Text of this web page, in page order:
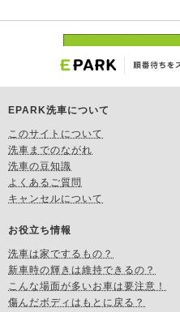
EPARK洗車について
このサイトについて
洗車までのながれ
洗車の豆知識
よくあるご質問
キャンセルについて
お役立ち情報
洗車は家でするもの？
新車時の輝きは維持できるの？
こんな場面が多いお車は要注意！
傷んだボディはもとに戻る？